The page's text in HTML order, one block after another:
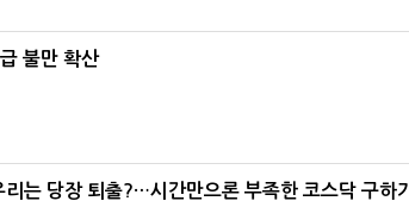
불만 확산
는 당장 퇴출?…시간만으론 부족한 코스닥 구하기